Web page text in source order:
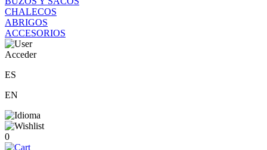
CHALECOS
ABRIGOS
ACCESORIOS
Acceder
ES
EN
0